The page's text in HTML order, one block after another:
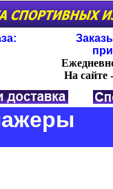
На сайте -